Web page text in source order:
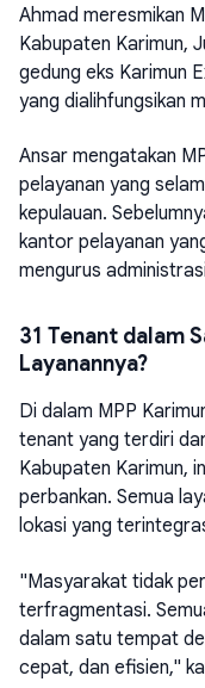
Ahmad meresmikan
Kabupaten Karimun,
gedung eks Karimun
yang dialihfungsikan
Ansar mengatakan
pelayanan yang
kepulauan.
kantor pelayanan
mengurus
31 Tenant dalam
Layanannya?
Di dalam MPP
tenant yang terdiri
Kabupaten Karimun,
perbankan. Semua
lokasi yang
"Masyarakat tidak
terfragmentasi.
dalam satu tempat
cepat, dan efisien,"